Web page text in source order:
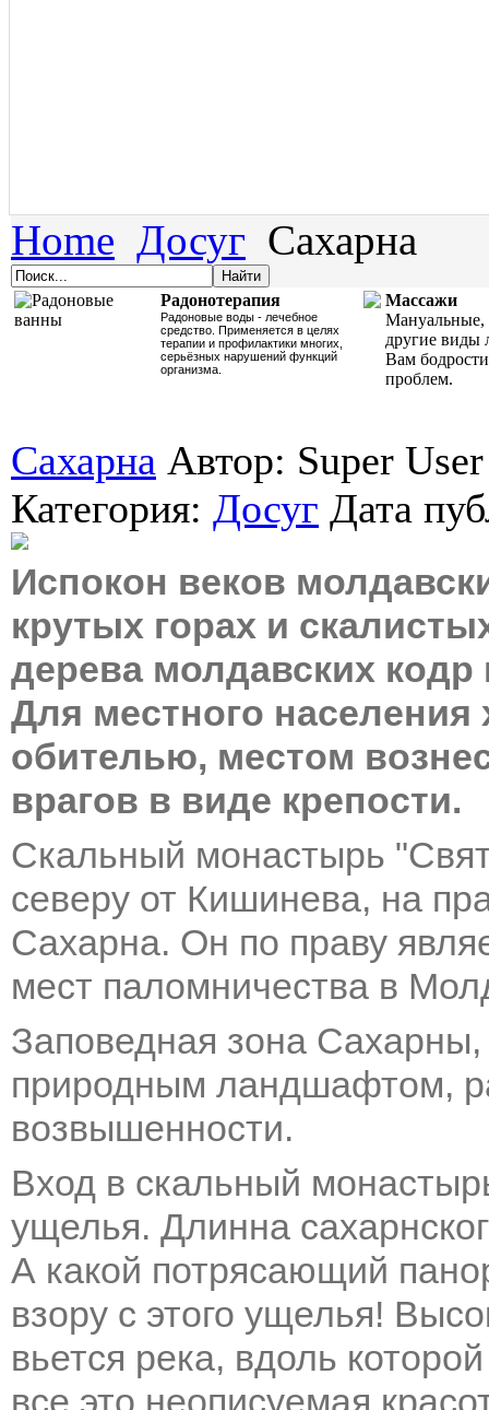
Home Досуг Сахарна
Радонотерапия
Радоновые воды - лечебное
средство. Применяется в целях
терапии и профилактики многих,
серьёзных нарушений функций
организма.
Массажи
Мануальные,
другие виды
Вам
проблем.
Сахарна Автор: Super User
Категория: Досуг Дата
Испокон веков
крутых горах и
дерева молдавских
Для местного
обителью, местом
врагов в виде крепости.
Скальный монастырь
северу от Кишинева, на
Сахарна. Он по праву
мест паломничества в
Заповедная зона
природным ландшафтом,
возвышенности.
Вход в скальный
ущелья. Длинна
А какой потрясающий
взору с этого ущелья!
вьется река, вдоль
все это неописуемая